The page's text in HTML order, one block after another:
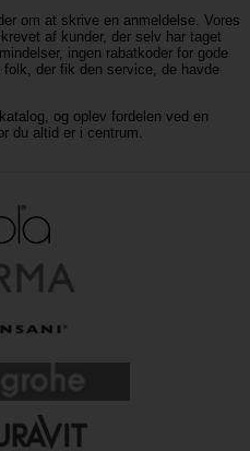
om at skrive en anmeldelse. Vores
af kunder, der selv har taget
ingen rabatkoder for gode
der fik den service, de havde
og oplev fordelen ved en
du altid er i centrum.